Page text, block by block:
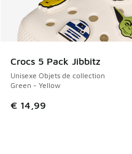
Crocs 5 Pack Jibbitz
Unisexe Objets de collection
Green - Yellow
€ 14,99